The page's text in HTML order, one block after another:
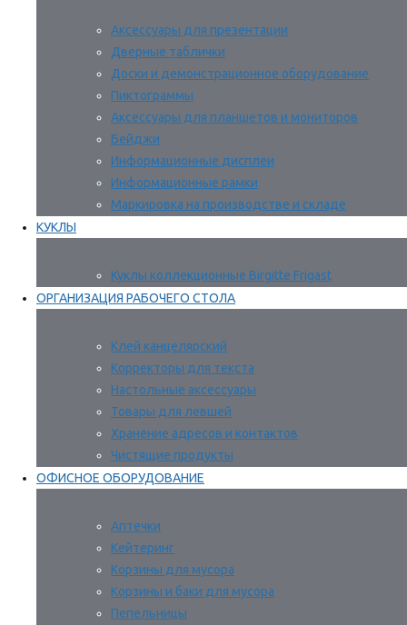
Аксессуары для презентации
Дверные таблички
Доски и демонстрационное оборудование
Пиктограммы
Аксессуары для планшетов и мониторов
Бейджи
Информационные дисплеи
Информационные рамки
Маркировка на производстве и складе
КУКЛЫ
Куклы коллекционные Birgitte Frigast
ОРГАНИЗАЦИЯ РАБОЧЕГО СТОЛА
Клей канцелярский
Корректоры для текста
Настольные аксессуары
Товары для левшей
Хранение адресов и контактов
Чистящие продукты
ОФИСНОЕ ОБОРУДОВАНИЕ
Аптечки
Кейтеринг
Корзины для мусора
Корзины и баки для мусора
Пепельницы